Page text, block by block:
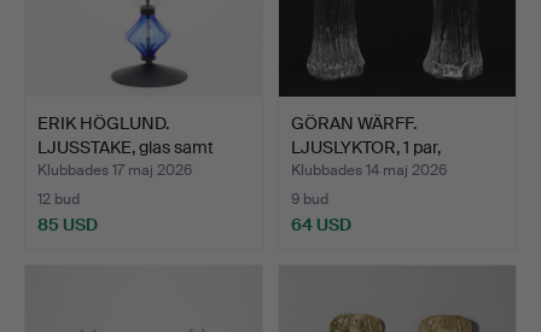
ERIK HÖGLUND.
LJUSSTAKE, glas samt
smide, …
Klubbades 17 maj 2026
12 bud
85 USD
GÖRAN WÄRFF.
LJUSLYKTOR, 1 par,
"Sunflower…
Klubbades 14 maj 2026
9 bud
64 USD